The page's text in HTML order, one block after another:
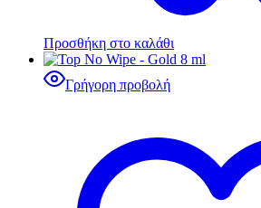
Προσθήκη στο καλάθι
Γρήγορη προβολή